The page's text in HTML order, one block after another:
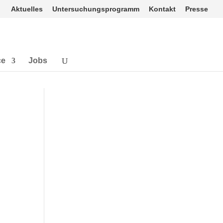
Aktuelles Untersuchungsprogramm Kontakt Presse
Jobs